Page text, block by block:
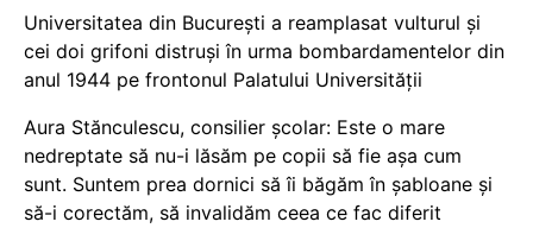
Universitatea din București a reamplasat vulturul și
cei doi grifoni distruși în urma bombardamentelor din
anul 1944 pe frontonul Palatului Universității
Aura Stănculescu, consilier școlar: Este o mare
nedreptate să nu-i lăsăm pe copii să fie așa cum
sunt. Suntem prea dornici să îi băgăm în șabloane și
să-i corectăm, să invalidăm ceea ce fac diferit